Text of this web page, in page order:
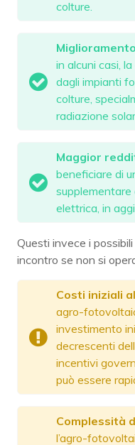
colture.
in alcuni casi,
dagli impianti
colture,
radiazione
Maggior
beneficiare di
supplementare
elettrica, in
Questi invece i possibili
incontro se non si
Costi iniziali
agro-
investimento
decrescenti
incentivi
può essere
Complessità
l’agro-